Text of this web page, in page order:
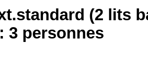
(2 lits
3 personnes